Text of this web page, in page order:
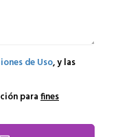
de Uso, y las
parafines